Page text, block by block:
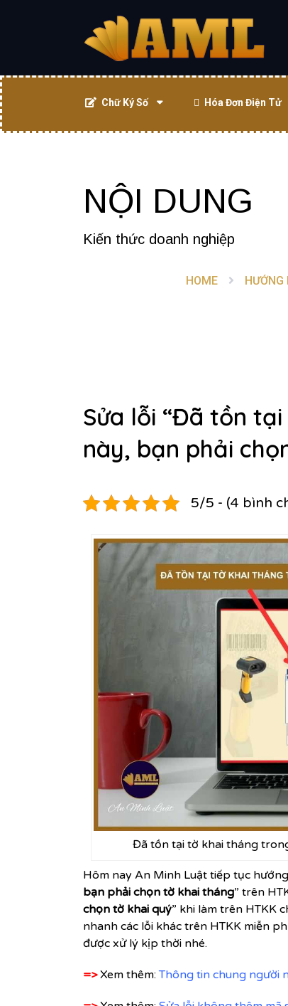
Chữ Ký Số Hóa Đơn Điện Tử
NỘI DUNG
Kiến thức doanh nghiệp
HOME HƯỚNG
Sửa lỗi “Đã tồn
này, bạn phải
5/5 - (4 bình
Đã tồn tại tờ khai tháng
Hôm nay An Minh Luật tiếp tục
bạn phải chọn tờ khai tháng” trên
chọn tờ khai quý” khi làm trên HTKK
nhanh các lỗi khác trên HTKK miễn
được xử lý kịp thời nhé.
=>Xem thêm:Thông tin chung người